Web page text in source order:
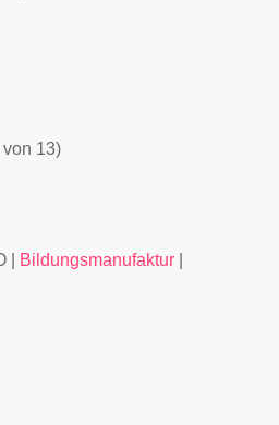
| Bildungsmanufaktur